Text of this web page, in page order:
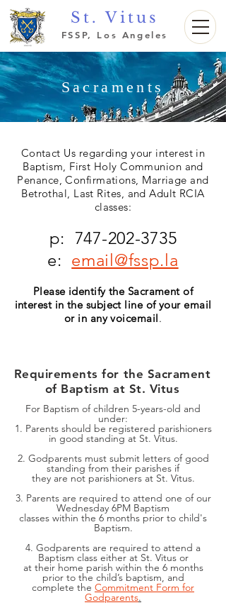
St. Vitus
FSSP, Los Angeles
Sacraments
Contact Us regarding your interest in
Baptism, First Holy Communion and
Penance, Confirmations, Marriage and
Betrothal, Last Rites, and Adult RCIA
classes:
p: 747-202-3735
e: email@fssp.la
Please identify the Sacrament of
interest in the subject line of your email
or in any voicemail.
Requirements for the Sacrament
of Baptism at St. Vitus
For Baptism of children 5-years-old and
under:
1. Parents should be registered parishioners
in good standing at St. Vitus.
2. Godparents must submit letters of good
standing from their parishes if
they are not parishioners at St. Vitus.
3. Parents are required to attend one of our
Wednesday 6PM Baptism
classes within the 6 months prior to child's
Baptism.
4. Godparents are required to attend a
Baptism class either at St. Vitus or
at their home parish within the 6 months
prior to the child’s baptism, and
complete the Commitment Form for
Godparents.